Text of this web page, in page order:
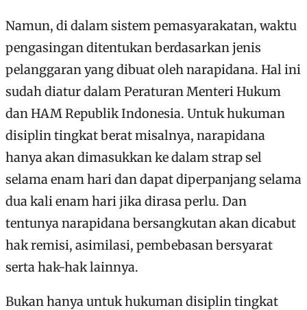
Namun, di dalam sistem pemasyarakatan, waktu
pengasingan ditentukan berdasarkan jenis
pelanggaran yang dibuat oleh narapidana. Hal ini
sudah diatur dalam Peraturan Menteri Hukum
dan HAM Republik Indonesia. Untuk hukuman
disiplin tingkat berat misalnya, narapidana
hanya akan dimasukkan ke dalam strap sel
selama enam hari dan dapat diperpanjang selama
dua kali enam hari jika dirasa perlu. Dan
tentunya narapidana bersangkutan akan dicabut
hak remisi, asimilasi, pembebasan bersyarat
serta hak-hak lainnya.
Bukan hanya untuk hukuman disiplin tingkat